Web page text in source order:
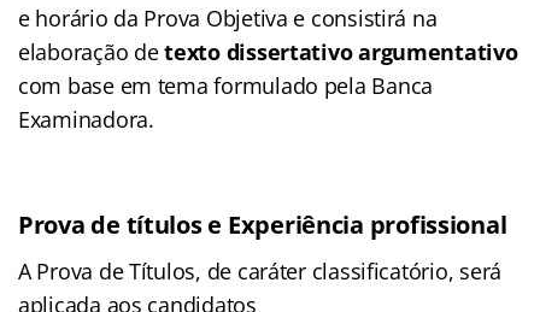
e horário da Prova Objetiva e consistirá na
elaboração detexto dissertativo argumentativo
com base em tema formulado pela Banca
Examinadora.
Prova de títulos e Experiência profissional
A Prova de Títulos, de caráter classificatório, será
aplicada aos candidatos